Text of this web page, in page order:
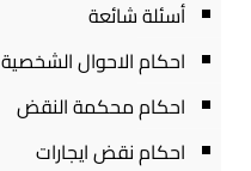
أسئلة شائعة
احكام الاحوال الشخصية
احكام محكمة النقض
احكام نقض ايجارات